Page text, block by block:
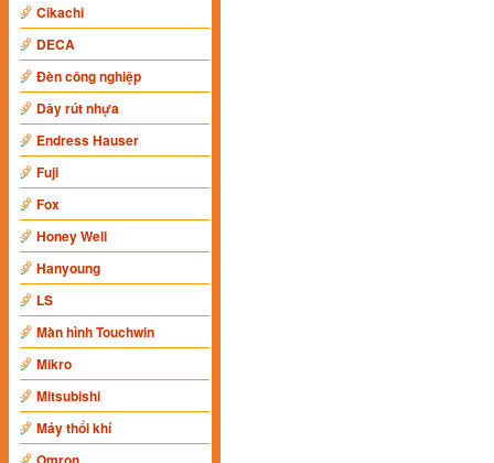
Cikachi
DECA
Đèn công nghiệp
Dây rút nhựa
Endress Hauser
Fuji
Fox
Honey Well
Hanyoung
LS
Màn hình Touchwin
Mikro
Mitsubishi
Máy thổi khí